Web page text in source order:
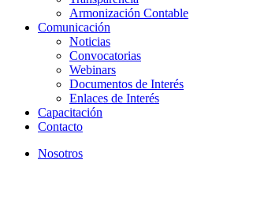
Armonización Contable
Comunicación
Noticias
Convocatorias
Webinars
Documentos de Interés
Enlaces de Interés
Capacitación
Contacto
Nosotros